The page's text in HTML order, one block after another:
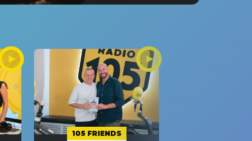
105 FRIENDS